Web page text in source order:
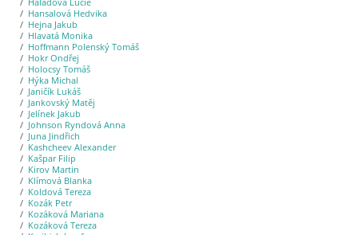
Haladová Lucie
Hansalová Hedvika
Hejna Jakub
Hlavatá Monika
Hoffmann Polenský Tomáš
Hokr Ondřej
Holocsy Tomáš
Hýka Michal
Janičík Lukáš
Jankovský Matěj
Jelínek Jakub
Johnson Ryndová Anna
Juna Jindřich
Kashcheev Alexander
Kašpar Filip
Kirov Martin
Klímová Blanka
Koldová Tereza
Kozák Petr
Kozáková Mariana
Kozáková Tereza